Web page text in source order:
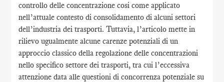
controllo delle concentrazione cosi come applicato
nell’attuale contesto di consolidamento di alcuni settori
dell’industria dei trasporti. Tuttavia, l’articolo mette in
rilievo ugualmente alcune carenze potenziali di un
approccio classico della regolazione delle concentrazioni
nello specifico settore dei trasporti, tra cui l’eccessiva
attenzione data alle questioni di concorrenza potenziale su